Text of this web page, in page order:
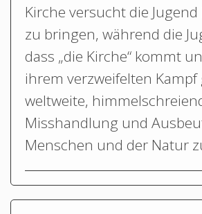
Kirche versucht die
zu bringen, während die
dass „die Kirche“ kommt
ihrem verzweifelten Kampf
weltweite,
Misshandlung und
Menschen und der Natur